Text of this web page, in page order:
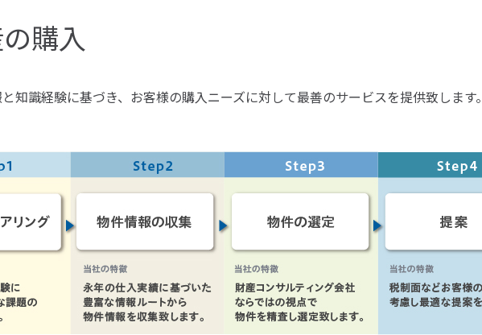
購入
知識経験に基づき、お客様の購入ニーズに対して最善のサービスを提供致します